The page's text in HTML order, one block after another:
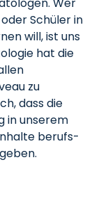
Schüler in
will, ist uns
hat die
zu
dass die
in unserem
berufs-